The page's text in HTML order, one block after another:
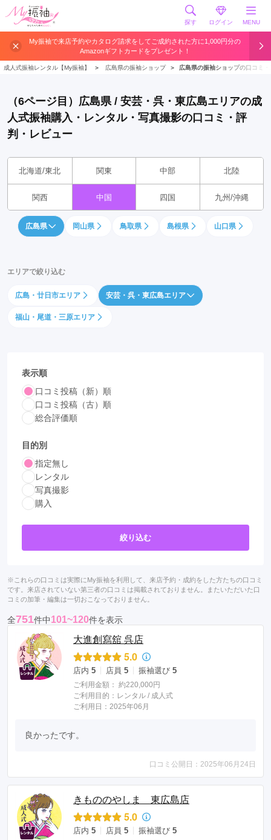
探す ログイン MENU
My振袖で来店予約やカタログ請求をしてご成約された方に1,000円分の
Amazonギフトカードをプレゼント！
成人式振袖レンタル【My振袖】 ＞ 広島県の振袖ショップ ＞ 広島県の振袖ショップの口コミ
（6ページ目）広島県 / 安芸・呉・東広島エリアの成
人式振袖購入・レンタル・写真撮影の口コミ・評
判・レビュー
北海道/東北 関東 中部 北陸
関西 中国 四国 九州/沖縄
広島県 岡山県 鳥取県 島根県 山口県
エリアで絞り込む
広島・廿日市エリア 安芸・呉・東広島エリア
福山・尾道・三原エリア
表示順
口コミ投稿（新）順
口コミ投稿（古）順
総合評価順
目的別
指定無し
レンタル
写真撮影
購入
絞り込む
※これらの口コミは実際にMy振袖を利用して、来店予約・成約をした方たちの口コミ
です。来店されていない第三者の口コミは掲載されておりません。またいただいた口
コミの加筆・編集は一切おこなっておりません。
全751件中101~120件を表示
大進創寫舘 呉店
5.0
店内 5 店員 5 振袖選び 5
ご利用金額： 約220,000円
ご利用目的： レンタル / 成人式
ご利用日：2025年06月
良かったです。
口コミ公開日：2025年06月24日
きもののやしま 東広島店
5.0
店内 5 店員 5 振袖選び 5